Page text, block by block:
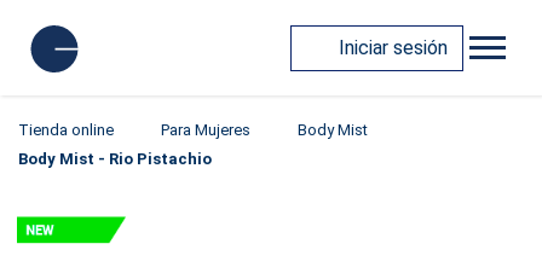
Iniciar sesión
Tienda online Para Mujeres
Body Mist
Body Mist - Rio Pistachio